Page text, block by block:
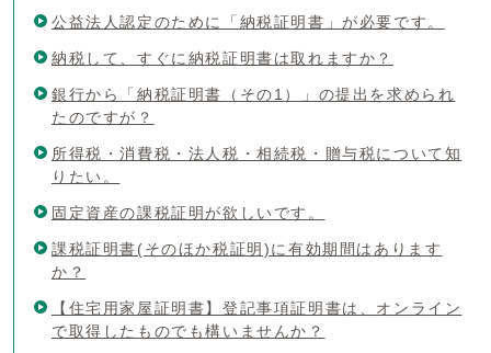
公益法人認定のために「納税証明書」が必要です。
納税して、すぐに納税証明書は取れますか？
銀行から「納税証明書（その1）」の提出を求められ
たのですが？
所得税・消費税・法人税・相続税・贈与税について知
りたい。
固定資産の課税証明が欲しいです。
課税証明書(そのほか税証明)に有効期間はあります
か？
【住宅用家屋証明書】登記事項証明書は、オンライン
で取得したものでも構いませんか？